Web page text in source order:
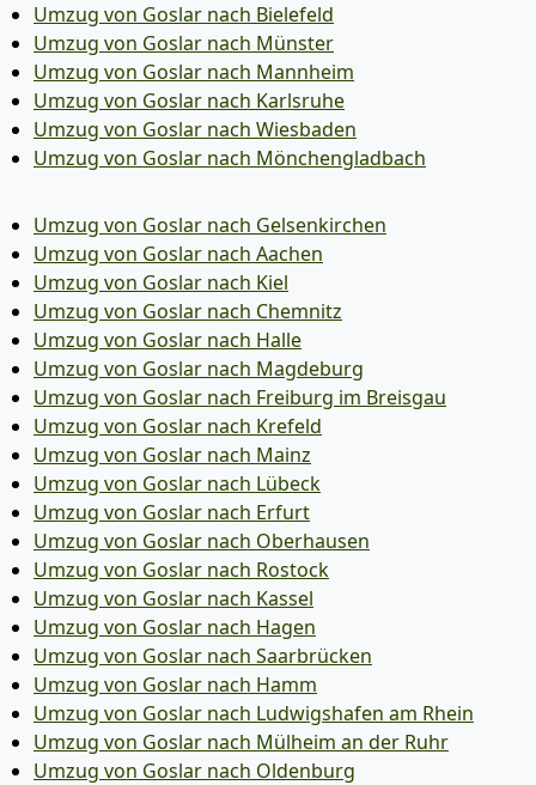
Umzug von Goslar nach Bielefeld
Umzug von Goslar nach Münster
Umzug von Goslar nach Mannheim
Umzug von Goslar nach Karlsruhe
Umzug von Goslar nach Wiesbaden
Umzug von Goslar nach Mönchen­gladbach
Umzug von Goslar nach Gelsenkirchen
Umzug von Goslar nach Aachen
Umzug von Goslar nach Kiel
Umzug von Goslar nach Chemnitz
Umzug von Goslar nach Halle
Umzug von Goslar nach Magdeburg
Umzug von Goslar nach Freiburg im Breisgau
Umzug von Goslar nach Krefeld
Umzug von Goslar nach Mainz
Umzug von Goslar nach Lübeck
Umzug von Goslar nach Erfurt
Umzug von Goslar nach Oberhausen
Umzug von Goslar nach Rostock
Umzug von Goslar nach Kassel
Umzug von Goslar nach Hagen
Umzug von Goslar nach Saarbrücken
Umzug von Goslar nach Hamm
Umzug von Goslar nach Ludwigshafen am Rhein
Umzug von Goslar nach Mülheim an der Ruhr
Umzug von Goslar nach Oldenburg